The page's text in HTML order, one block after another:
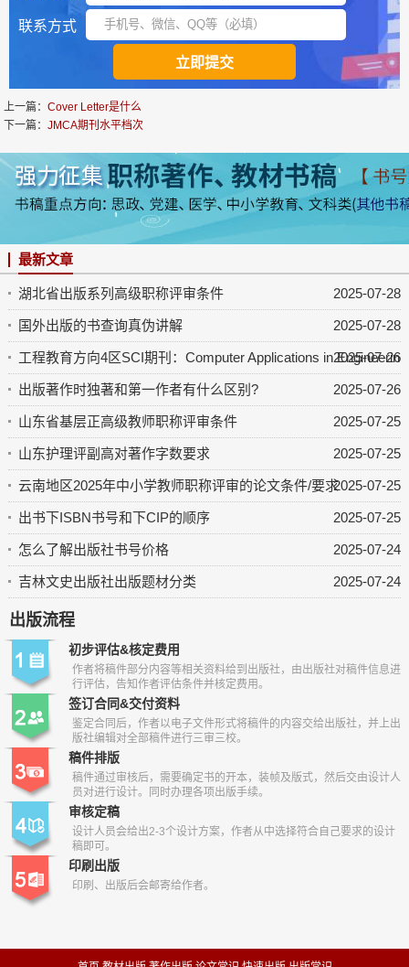
联系方式
上一篇：Cover Letter是什么
下一篇：JMCA期刊水平档次
最新文章
2025-07-28
湖北省出版系列高级职称评审条件
2025-07-28
国外出版的书查询真伪讲解
2025-07-26
工程教育方向4区SCI期刊：Computer Applications in
2025-07-26
出版著作时独著和第一作者有什么区别?
2025-07-25
山东省基层正高级教师职称评审条件
2025-07-25
山东护理评副高对著作字数要求
2025-07-25
云南地区2025年中小学教师职称评审的论文条件/要求
2025-07-25
出书下ISBN书号和下CIP的顺序
2025-07-24
怎么了解出版社书号价格
2025-07-24
吉林文史出版社出版题材分类
出版流程
初步评估&核定费用
作者将稿件部分内容等相关资料给到出版社，由出版社对稿件信息进
行评估，告知作者评估条件并核定费用。
签订合同&交付资料
鉴定合同后，作者以电子文件形式将稿件的内容交给出版社，并上出
版社编辑对全部稿件进行三审三校。
稿件排版
稿件通过审核后，需要确定书的开本，装帧及版式，然后交由设计人
员对进行设计。同时办理各项出版手续。
审核定稿
设计人员会给出2-3个设计方案，作者从中选择符合自己要求的设计
稿即可。
印刷出版
印刷、出版后会邮寄给作者。